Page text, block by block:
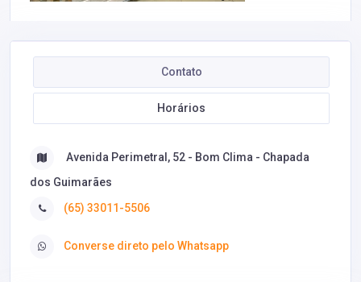
Contato
Horários
Avenida Perimetral, 52 - Bom Clima - Chapada
dos Guimarães
(65) 33011-5506
Converse direto pelo Whatsapp